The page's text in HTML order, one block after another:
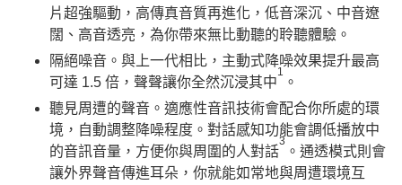
片超強驅動，高傳真音質再進化，低音深沉、中音遼
闊、高音透亮，為你帶來無比動聽的聆聽體驗。
隔絕噪音。與上一代相比，主動式降噪效果提升最高
可達 1.5 倍，聲聲讓你全然沉浸其中
1
。
聽見周遭的聲音。適應性音訊技術會配合你所處的環
境，自動調整降噪程度。對話感知功能會調低播放中
的音訊音量，方便你與周圍的人對話
3
。通透模式則會
讓外界聲音傳進耳朵，你就能如常地與周遭環境互